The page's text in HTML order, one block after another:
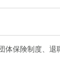
保険制度、退